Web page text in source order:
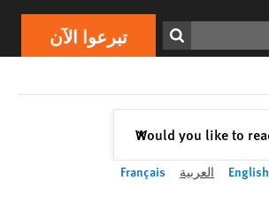
تبرعوا الآن
Would you like to
✕إغلاق
English العربية Français